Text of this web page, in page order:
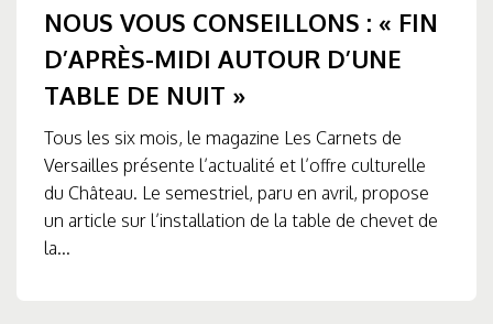
NOUS VOUS CONSEILLONS : « FIN
D’APRÈS-MIDI AUTOUR D’UNE
TABLE DE NUIT »
Tous les six mois, le magazine Les Carnets de
Versailles présente l’actualité et l’offre culturelle
du Château. Le semestriel, paru en avril, propose
un article sur l’installation de la table de chevet de
la...